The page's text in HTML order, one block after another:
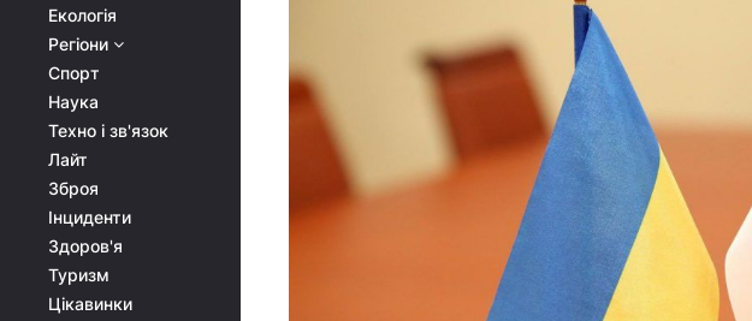
Екологія
Регіони
Спорт
Наука
Техно і зв'язок
Лайт
Зброя
Інциденти
Здоров'я
Туризм
Цікавинки